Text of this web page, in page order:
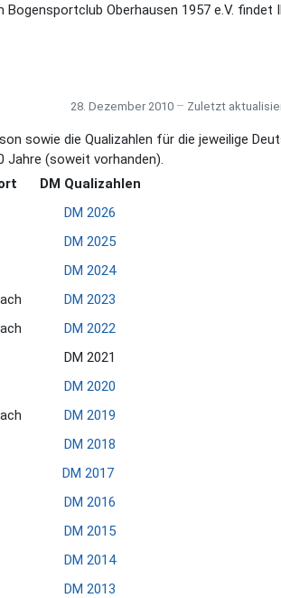
Oberhausen 1957 e.V. findet
28. Dezember 2010 Zuletzt
sowie die Qualizahlen für die jeweilige
(soweit vorhanden).
DM Qualizahlen
DM 2026
DM 2025
DM 2024
DM 2023
DM 2022
DM 2021
DM 2020
DM 2019
DM 2018
DM 2017
DM 2016
DM 2015
DM 2014
DM 2013